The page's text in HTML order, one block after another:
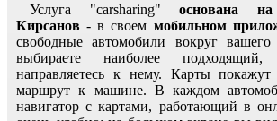
Услуга "carsharing" основана на
Кирсанов - в своем мобильном
свободные автомобили вокруг вашего
выбираете наиболее
направляетесь к нему. Карты
маршрут к машине. В каждом
навигатор с картами, работающий в